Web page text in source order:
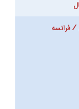
/ فرانسه